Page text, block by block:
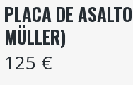
PLACA DE
MÜLLER)
125 €